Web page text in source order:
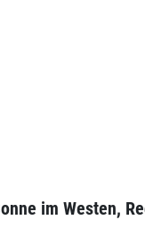
im Westen,